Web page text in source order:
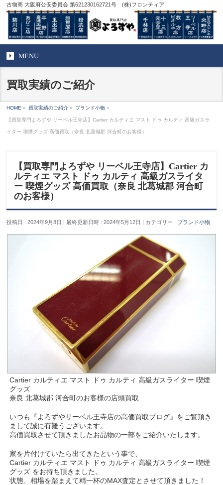
古物商 大阪府公安委員会 第621230162721号 (株)フロンティア
MENU
買取実績のご紹介
HOME » 買取実績のご紹介 » ブランド小物 »
【買取専門よろずや リーベル王寺店】Cartier カルティエ マスト ドゥ カルティ 高級ガスラ
イター 喫煙グッズ 高価買取（奈良 北葛城郡 河合町のお客様）
【買取専門よろずや リーベル王寺店】Cartier カ
ルティエ マスト ドゥ カルティ 高級ガスライタ
ー 喫煙グッズ 高価買取（奈良 北葛城郡 河合町
のお客様）
投稿日 : 2024年9月8日 最終更新日時 : 2024年5月12日 カテゴリー : ブランド小物
Cartier カルティエ マスト ドゥ カルティ 高級ガスライター 喫煙
グッズ
奈良 北葛城郡 河合町のお客様の店頭買取
いつも『よろずやリーベル王寺店の高価買取ブログ』をご覧頂き
まして誠に有難うございます。
高価買取させて頂きましたお品物の一部をご紹介いたします。
家を片付けていたら出てきたという事で、
Cartier カルティエ マスト ドゥ カルティ 高級ガスライター 喫煙
グッズ をお持ち頂きました。
状態、相場を踏まえて精一杯のMAX査定とさせて頂きました！